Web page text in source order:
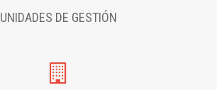
UNIDADES DE GESTIÓN